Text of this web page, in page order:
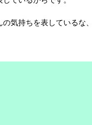
気持ちを表しているな